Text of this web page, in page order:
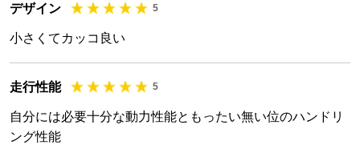
デザイン 5
小さくてカッコ良い
走行性能 5
自分には必要十分な動力性能ともったい無い位のハンドリ
ング性能